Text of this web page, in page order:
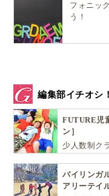
夏休み中に自宅
フォニッ
う！
編集部イチオ
FUTURE児
ン］
少人数制ク
バイリンガ
アリーテイ